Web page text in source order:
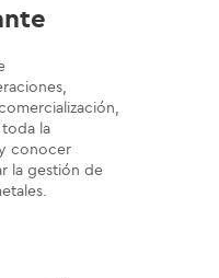
la
conocer
la gestión de